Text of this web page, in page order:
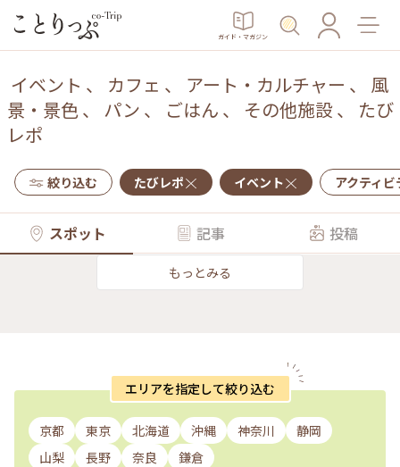
ガイド・マガジン
イベント 、 カフェ 、 アート・カルチャー 、 風
景・景色、 パン 、 ごはん 、 その他施設、 たび
レポ
絞り込む たびレポ イベント アクティ
スポット 記事 投稿
もっとみる
エリアを指定して絞り込む
京都 東京 北海道 沖縄 神奈川
静岡
山梨
長野 奈良 鎌倉